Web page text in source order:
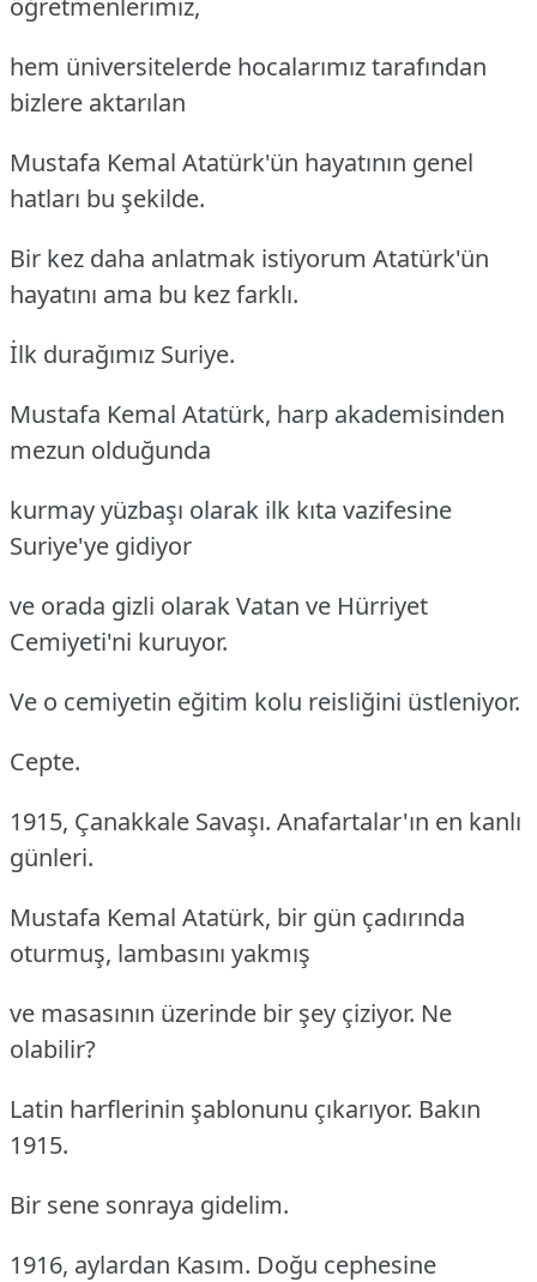
hem üniversitelerde hocalarımız tarafından
bizlere aktarılan
Mustafa Kemal Atatürk'ün hayatının genel
hatları bu şekilde.
Bir kez daha anlatmak istiyorum Atatürk'ün
hayatını ama bu kez farklı.
İlk durağımız Suriye.
Mustafa Kemal Atatürk, harp akademisinden
mezun olduğunda
kurmay yüzbaşı olarak ilk kıta vazifesine
Suriye'ye gidiyor
ve orada gizli olarak Vatan ve Hürriyet
Cemiyeti'ni kuruyor.
Ve o cemiyetin eğitim kolu reisliğini üstleniyor.
Cepte.
1915, Çanakkale Savaşı. Anafartalar'ın en kanlı
günleri.
Mustafa Kemal Atatürk, bir gün çadırında
oturmuş, lambasını yakmış
ve masasının üzerinde bir şey çiziyor. Ne
olabilir?
Latin harflerinin şablonunu çıkarıyor. Bakın
1915.
Bir sene sonraya gidelim.
1916, aylardan Kasım. Doğu cephesine